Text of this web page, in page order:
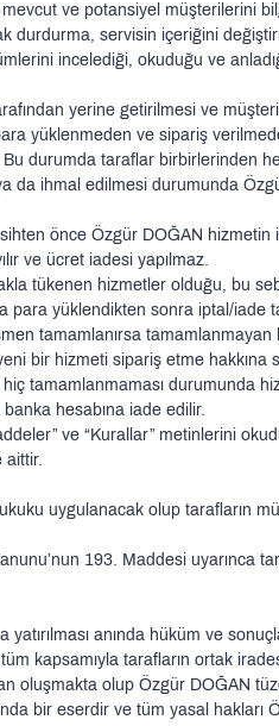
ve potansiyel müşterilerini
durdurma, servisin içeriğini
incelediği, okuduğu ve
yerine getirilmesi ve
yüklenmeden ve sipariş
durumda taraflar birbirlerinden
da ihmal edilmesi durumunda
önce Özgür DOĞAN hizmetin
ve ücret iadesi yapılmaz.
tükenen hizmetler olduğu, bu
para yüklendikten sonra iptal/iade
tamamlanırsa
bir hizmeti sipariş etme hakkına
tamamlanmaması durumunda
hesabına iade edilir.
ve “Kurallar” metinlerini
aittir.
uygulanacak olup tarafların
193. Maddesi uyarınca
anında hüküm ve
kapsamıyla tarafların ortak
oluşmakta olup Özgür DOĞAN
bir eserdir ve tüm yasal hakları